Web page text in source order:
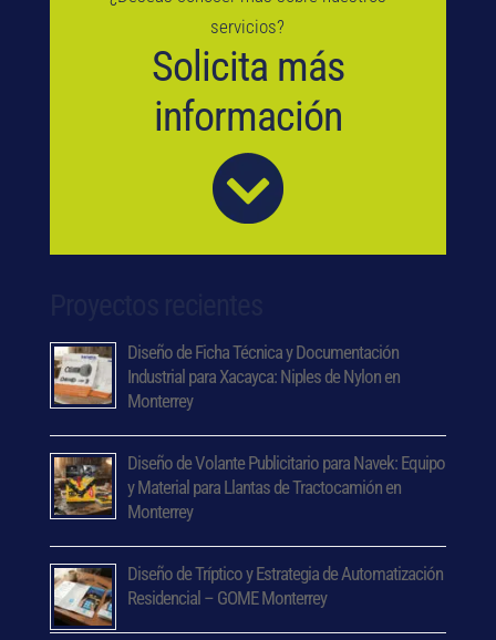
servicios?
Solicita más
información
Diseño de Ficha Técnica y Documentación
Industrial para Xacayca: Niples de Nylon en
Monterrey
Diseño de Volante Publicitario para Navek: Equipo
y Material para Llantas de Tractocamión en
Monterrey
Diseño de Tríptico y Estrategia de Automatización
Residencial – GOME Monterrey